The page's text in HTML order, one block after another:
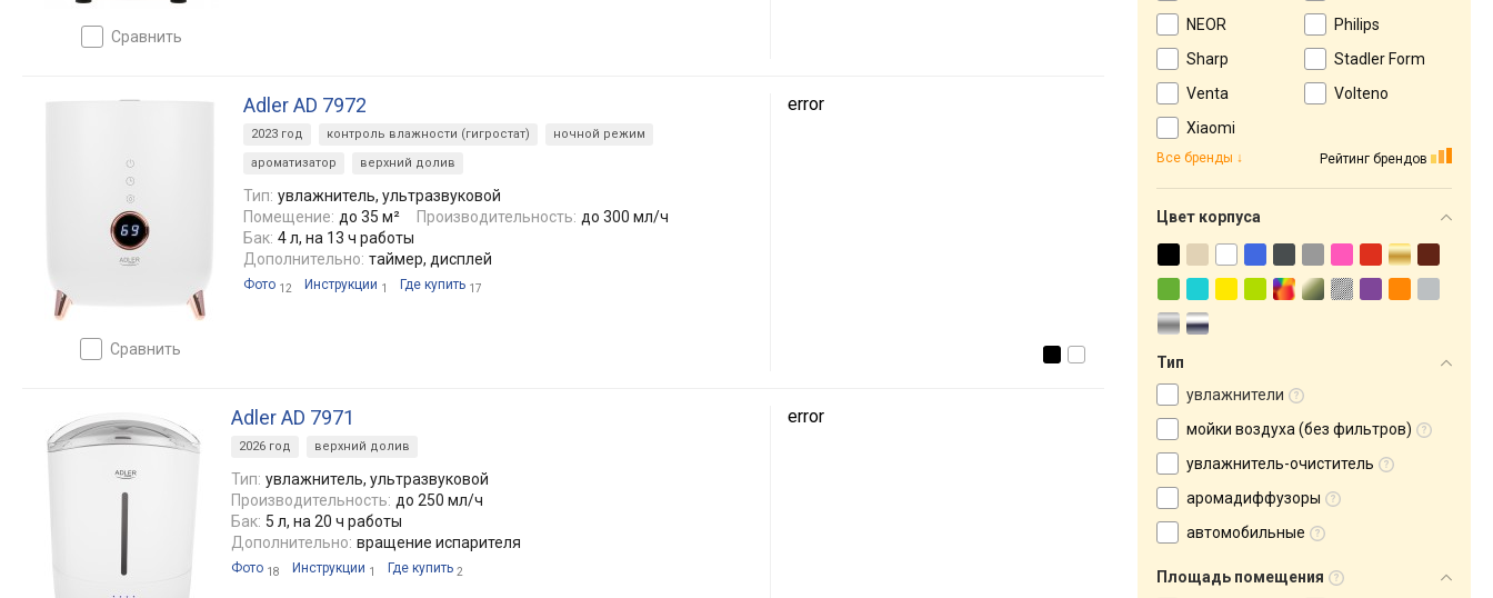
сравнить
сравнить
Adler AD 7972
2023 год контроль влажности (гигростат)
ночной режим
ароматизатор
верхний долив
Тип: увлажнитель, ультразвуковой
Помещение: до 35 м² Производительность: до 300 мл/ч
Бак: 4 л, на 13 ч работы
Дополнительно: таймер, дисплей
Фото 12 Инструкции 1 Где купить 17
error
Adler AD 7971
2026 год верхний долив
Тип: увлажнитель, ультразвуковой
Производительность: до 250 мл/ч
Бак: 5 л, на 20 ч работы
Дополнительно: вращение испарителя
Фото 18 Инструкции 1 Где купить 2
error
NEOR
Philips
Sharp
Stadler Form
Venta
Volteno
Xiaomi
Рейтинг брендов
Все бренды
Цвет корпуса
Тип
увлажнители
мойки воздуха (без фильтров)
увлажнитель-очиститель
аромадиффузоры
автомобильные
Площадь помещения